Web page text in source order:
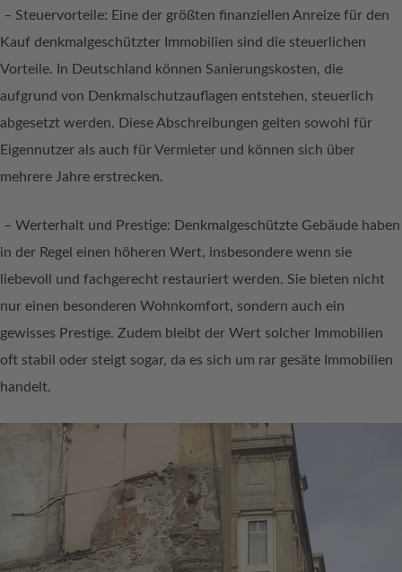
– Steuervorteile: Eine der größten finanziellen Anreize für den
Kauf denkmalgeschützter Immobilien sind die steuerlichen
Vorteile. In Deutschland können Sanierungskosten, die
aufgrund von Denkmalschutzauflagen entstehen, steuerlich
abgesetzt werden. Diese Abschreibungen gelten sowohl für
Eigennutzer als auch für Vermieter und können sich über
mehrere Jahre erstrecken.
– Werterhalt und Prestige: Denkmalgeschützte Gebäude haben
in der Regel einen höheren Wert, insbesondere wenn sie
liebevoll und fachgerecht restauriert werden. Sie bieten nicht
nur einen besonderen Wohnkomfort, sondern auch ein
gewisses Prestige. Zudem bleibt der Wert solcher Immobilien
oft stabil oder steigt sogar, da es sich um rar gesäte Immobilien
handelt.